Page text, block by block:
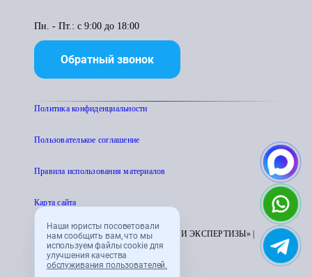
Наши юристы посоветовали
нам сообщить вам, что мы
используем файлы cookie для
улучшения качества
обслуживания пользователей.
Пн. - Пт.: с 9:00 до 18:00
Обратный звонок
Политика конфиденциальности
Пользователькое соглашение
Правила использования материалов
Карта сайта
© 1995 - 2026 «ЦЕНТР АТТЕСТАЦИИ И ЭКСПЕРТИЗЫ» |
CENTRATTEK.RU